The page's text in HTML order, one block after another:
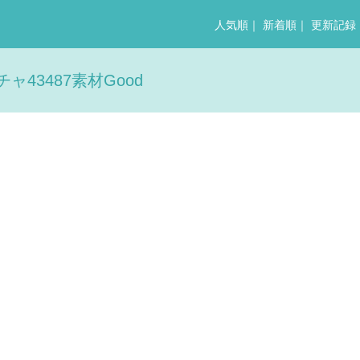
人気順 ｜ 新着順 ｜ 更新記録
ャ43487素材Good